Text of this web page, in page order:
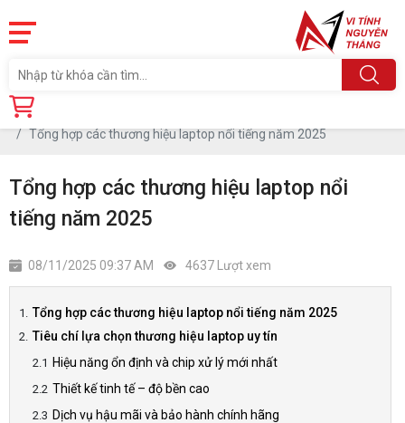
Trang chủ
Tổng hợp các thương hiệu laptop nổi tiếng năm 2025
Tổng hợp các thương hiệu laptop nổi
tiếng năm 2025
08/11/2025 09:37 AM 4637 Lượt xem
Tổng hợp các thương hiệu laptop nổi tiếng năm 2025
Tiêu chí lựa chọn thương hiệu laptop uy tín
Hiệu năng ổn định và chip xử lý mới nhất
Thiết kế tinh tế – độ bền cao
Dịch vụ hậu mãi và bảo hành chính hãng